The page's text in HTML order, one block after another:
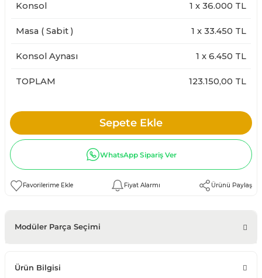
Konsol 1 x 36.000 TL
Masa ( Sabit ) 1 x 33.450 TL
Konsol Aynası 1 x 6.450 TL
TOPLAM 123.150,00 TL
Sepete Ekle
WhatsApp Sipariş Ver
Fiyat Alarmı Ürünü Paylaş
Modüler Parça Seçimi
Ürün Bilgisi